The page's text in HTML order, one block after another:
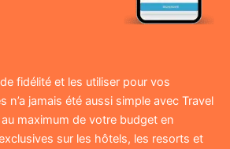
fidélité et les utiliser pour vos
n’a jamais été aussi simple avec Travel
maximum de votre budget en
sur les hôtels, les resorts et